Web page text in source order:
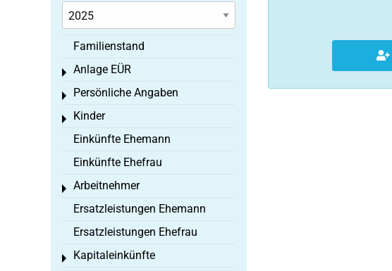
Familienstand
Anlage EÜR
Toggle menu
Persönliche Angaben
Toggle menu
Kinder
Toggle menu
Einkünfte Ehemann
Einkünfte Ehefrau
Arbeitnehmer
Toggle menu
Ersatzleistungen Ehemann
Ersatzleistungen Ehefrau
Kapitaleinkünfte
Toggle menu